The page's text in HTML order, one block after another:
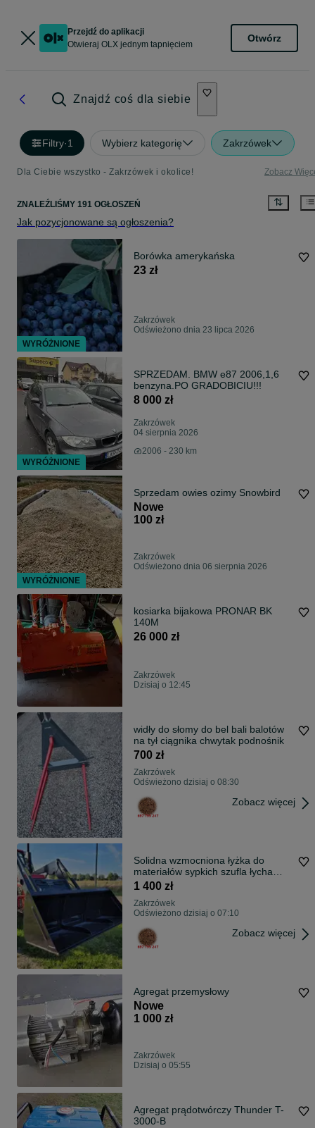
Przejdź do aplikacji
Otwieraj OLX jednym tapnięciem
Otwórz
Znajdź coś dla siebie
Filtry·1 Wybierz kategorię Zakrzówek
Dla Ciebie wszystko - Zakrzówek i okolice! Zobacz
ZNALEŹLIŚMY 191 OGŁOSZEŃ
Jak pozycjonowane są ogłoszenia?
Borówka amerykańska
23 zł
Zakrzówek
Odświeżono dnia 23 lipca 2026
SPRZEDAM. BMW e87 2006,1,6
benzyna.PO GRADOBICIU!!!
8 000 zł
Zakrzówek
04 sierpnia 2026
2006 - 230 km
Sprzedam owies ozimy Snowbird
Nowe
100 zł
Zakrzówek
Odświeżono dnia 06 sierpnia 2026
kosiarka bijakowa PRONAR BK
140M
26 000 zł
Zakrzówek
Dzisiaj o 12:45
widły do słomy do bel bali balotów
na tył ciągnika chwytak podnośnik
700 zł
Zakrzówek
Odświeżono dzisiaj o 08:30
Zobacz więcej
Solidna wzmocniona łyżka do
materiałów sypkich szufla łycha
DOWÓZ
1 400 zł
Zakrzówek
Odświeżono dzisiaj o 07:10
Zobacz więcej
Agregat przemysłowy
Nowe
1 000 zł
Zakrzówek
Dzisiaj o 05:55
Agregat prądotwórczy Thunder T-
3000-B
WYRÓŻNIONE
WYRÓŻNIONE
WYRÓŻNIONE